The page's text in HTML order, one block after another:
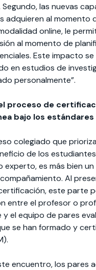
Segundo, las nuevas
adquieren al momento
online, le
al momento de
Este impacto se
en estudios de
personalmente”.
proceso de
bajo los estándares
colegiado que
de los
experto, es más bien
Al
este parte
entre el profesor o
y el equipo de pares
se han formado y
encuentro, los pares